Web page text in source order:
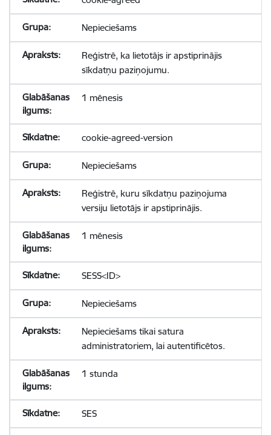
Nepieciešams
Reģistrē, ka lietotājs ir apstiprinājis
sīkdatņu paziņojumu.
1 mēnesis
cookie-agreed-version
Nepieciešams
Reģistrē, kuru sīkdatņu paziņojuma
versiju lietotājs ir apstiprinājis.
1 mēnesis
SESS<ID>
Nepieciešams
Nepieciešams tikai satura
administratoriem, lai autentificētos.
1 stunda
SES